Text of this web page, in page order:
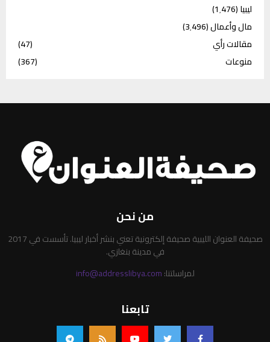
ليبيا(1٬476)
مال وأعمال(3٬496)
مقالات رأي
(47)
منوعات
(367)
من نحن
صحيفة العنوان الليبية صحيفة إلكترونية تعني بنشر أخبار ليبيا. تأسست في 2017
في مدينة بنغازي.
لمراسلتنا:info@addresslibya.com
تابعنا